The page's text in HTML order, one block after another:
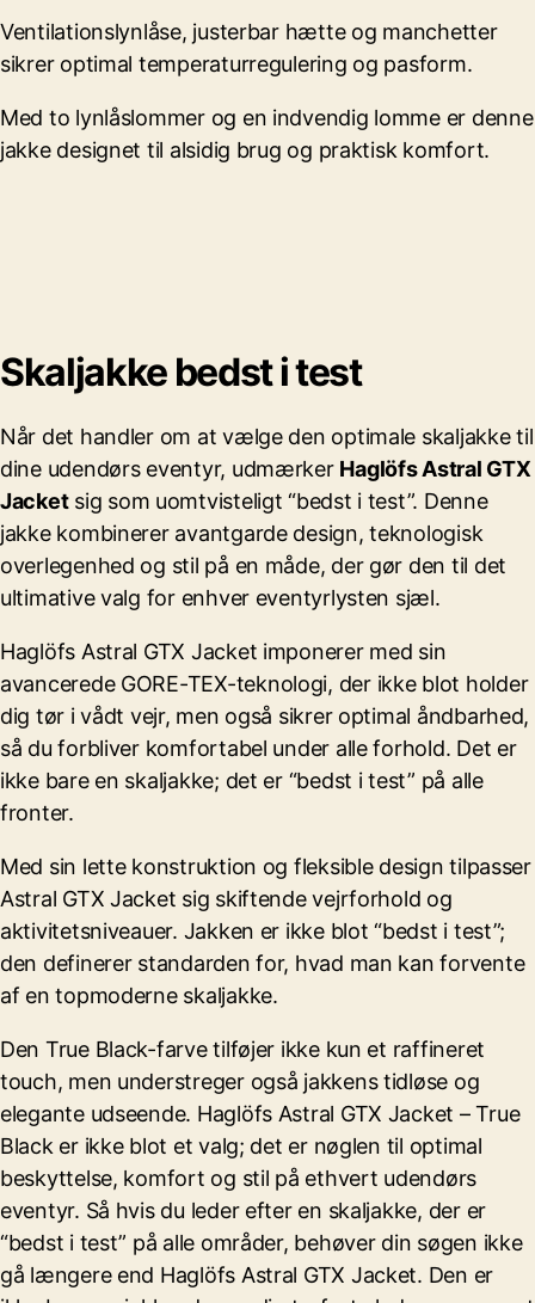
Ventilationslynlåse, justerbar hætte og manchetter
sikrer optimal temperaturregulering og pasform.
Med to lynlåslommer og en indvendig lomme er denne
jakke designet til alsidig brug og praktisk komfort.
Skaljakke bedst i test
Når det handler om at vælge den optimale skaljakke til
dine udendørs eventyr, udmærker Haglöfs Astral GTX
Jacketsig som uomtvisteligt “bedst i test”. Denne
jakke kombinerer avantgarde design, teknologisk
overlegenhed og stil på en måde, der gør den til det
ultimative valg for enhver eventyrlysten sjæl.
Haglöfs Astral GTX Jacket imponerer med sin
avancerede GORE-TEX-teknologi, der ikke blot holder
dig tør i vådt vejr, men også sikrer optimal åndbarhed,
så du forbliver komfortabel under alle forhold. Det er
ikke bare en skaljakke; det er “bedst i test” på alle
fronter.
Med sin lette konstruktion og fleksible design tilpasser
Astral GTX Jacket sig skiftende vejrforhold og
aktivitetsniveauer. Jakken er ikke blot “bedst i test”;
den definerer standarden for, hvad man kan forvente
af en topmoderne skaljakke.
Den True Black-farve tilføjer ikke kun et raffineret
touch, men understreger også jakkens tidløse og
elegante udseende. Haglöfs Astral GTX Jacket – True
Black er ikke blot et valg; det er nøglen til optimal
beskyttelse, komfort og stil på ethvert udendørs
eventyr. Så hvis du leder efter en skaljakke, der er
“bedst i test” på alle områder, behøver din søgen ikke
gå længere end Haglöfs Astral GTX Jacket. Den er